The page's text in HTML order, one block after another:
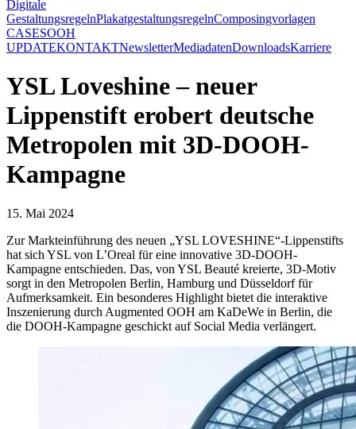
Digitale
GestaltungsregelnPlakatgestaltungsregelnComposingvorlagen
CASESOOH
UPDATEKONTAKTNewsletterMediadatenDownloadsKarriere
YSL Loveshine – neuer
Lippenstift erobert deutsche
Metropolen mit 3D-DOOH-
Kampagne
15. Mai 2024
Zur Markteinführung des neuen „YSL LOVESHINE“-Lippenstifts
hat sich YSL von L’Oreal für eine innovative 3D-DOOH-
Kampagne entschieden. Das, von YSL Beauté kreierte, 3D-Motiv
sorgt in den Metropolen Berlin, Hamburg und Düsseldorf für
Aufmerksamkeit. Ein besonderes Highlight bietet die interaktive
Inszenierung durch Augmented OOH am KaDeWe in Berlin, die
die DOOH-Kampagne geschickt auf Social Media verlängert.